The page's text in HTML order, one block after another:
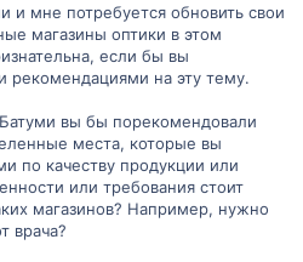
и мне потребуется обновить свои
магазины оптики в этом
если бы вы
рекомендациями на эту тему.
вы бы порекомендовали
места, которые вы
по качеству продукции или
или требования стоит
магазинов? Например, нужно
врача?